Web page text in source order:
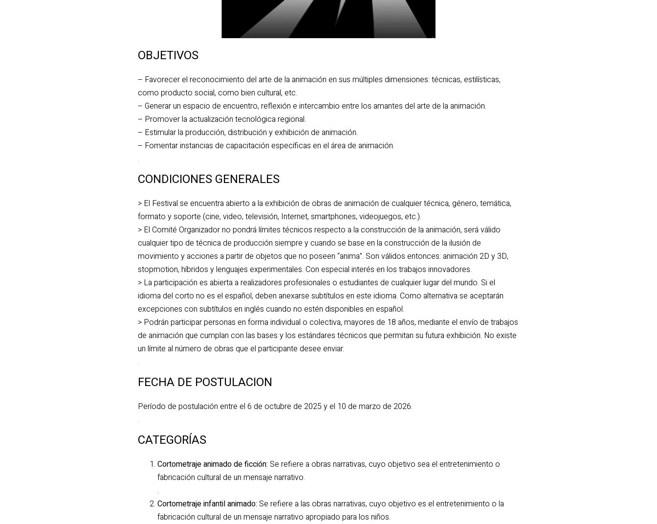
OBJETIVOS
– Favorecer el reconocimiento del arte de la animación en sus múltiples dimensiones: técnicas, estilísticas,
como producto social, como bien cultural, etc.
– Generar un espacio de encuentro, reflexión e intercambio entre los amantes del arte de la animación.
– Promover la actualización tecnológica regional.
– Estimular la producción, distribución y exhibición de animación.
– Fomentar instancias de capacitación específicas en el área de animación.
.
CONDICIONES GENERALES
> El Festival se encuentra abierto a la exhibición de obras de animación de cualquier técnica, género, temática,
formato y soporte (cine, video, televisión, Internet, smartphones, videojuegos, etc.).
> El Comité Organizador no pondrá límites técnicos respecto a la construcción de la animación, será válido
cualquier tipo de técnica de producción siempre y cuando se base en la construcción de la ilusión de
movimiento y acciones a partir de objetos que no poseen “anima”. Son válidos entonces: animación 2D y 3D,
stopmotion, híbridos y lenguajes experimentales. Con especial interés en los trabajos innovadores.
> La participación es abierta a realizadores profesionales o estudiantes de cualquier lugar del mundo. Si el
idioma del corto no es el español, deben anexarse subtítulos en este idioma. Como alternativa se aceptarán
excepciones con subtítulos en inglés cuando no estén disponibles en español.
> Podrán participar personas en forma individual o colectiva, mayores de 18 años, mediante el envío de trabajos
de animación que cumplan con las bases y los estándares técnicos que permitan su futura exhibición. No existe
un límite al número de obras que el participante desee enviar.
.
FECHA DE POSTULACION
Período de postulación entre el 6 de octubre de 2025 y el 10 de marzo de 2026.
.
CATEGORÍAS
Cortometraje animado de ficción: Se refiere a obras narrativas, cuyo objetivo sea el entretenimiento o
fabricación cultural de un mensaje narrativo.
.
Cortometraje infantil animado: Se refiere a las obras narrativas, cuyo objetivo es el entretenimiento o la
fabricación cultural de un mensaje narrativo apropiado para los niños.